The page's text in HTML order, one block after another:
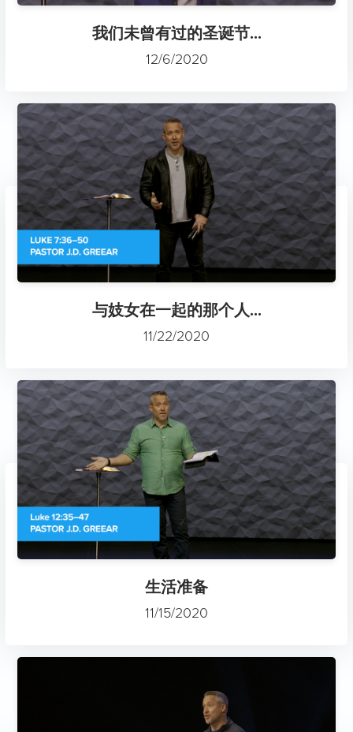
我们未曾有过的圣诞节...
12/6/2020
与妓女在一起的那个人...
11/22/2020
生活准备
11/15/2020